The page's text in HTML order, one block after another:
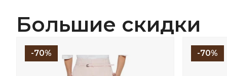
Большие скидки
-70% -70%